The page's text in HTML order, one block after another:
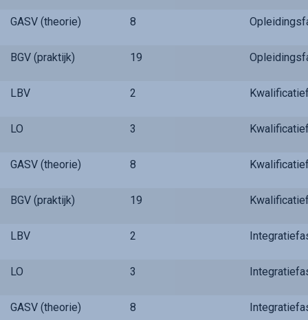
GASV (theorie) 8
BGV (praktijk) 19
LBV 2
LO 3
GASV (theorie) 8
BGV (praktijk) 19
LBV 2
LO 3
GASV (theorie) 8